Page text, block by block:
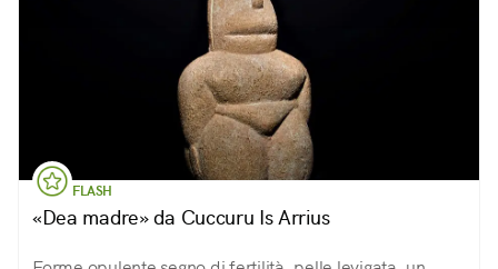
FLASH
«Dea madre» da Cuccuru Is Arrius